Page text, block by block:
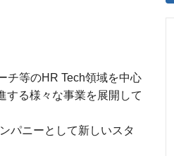
チ等のHR Tech領域を中心
する様々な事業を展開して
パニーとして新しいスタ